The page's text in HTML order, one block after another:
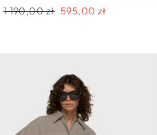
Regularna
1 190,00 zł Cena
595,00 zł